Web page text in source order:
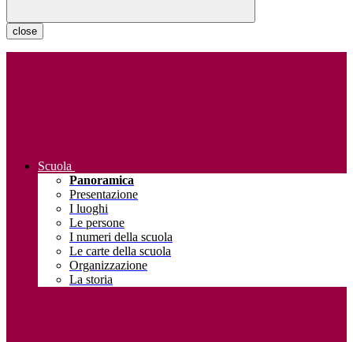
close
Scuola
Panoramica
Presentazione
I luoghi
Le persone
I numeri della scuola
Le carte della scuola
Organizzazione
La storia